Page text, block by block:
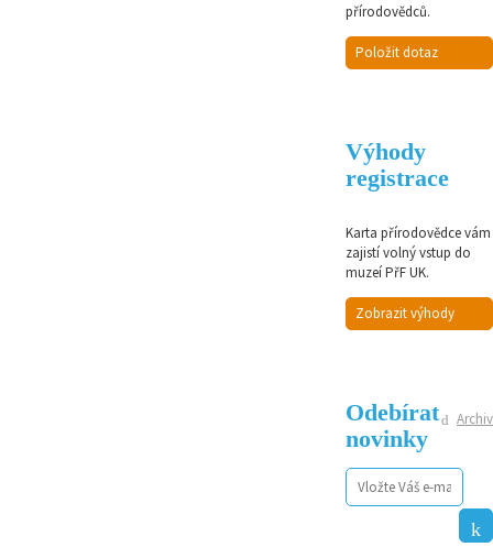
přírodovědců.
Položit dotaz
Výhody
registrace
Karta přírodovědce vám
zajistí volný vstup do
muzeí PřF UK.
Zobrazit výhody
Archiv
Odebírat
novinky